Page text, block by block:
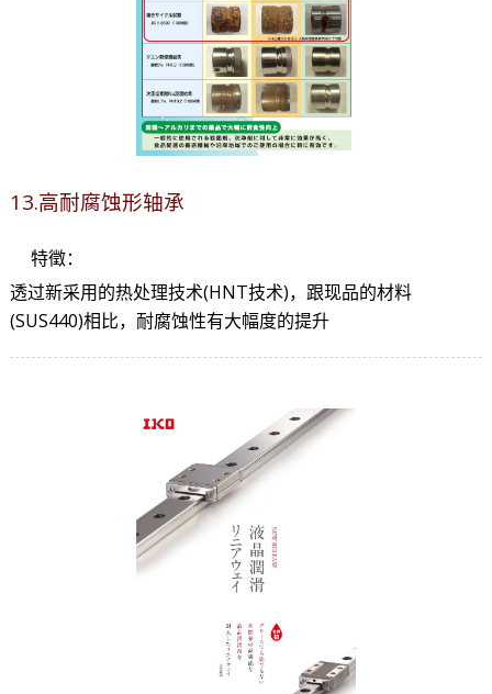
13.高耐腐蚀形轴承
特徵：
透过新采用的热处理技术(HNT技术)，跟现品的材料
(SUS440)相比，耐腐蚀性有大幅度的提升